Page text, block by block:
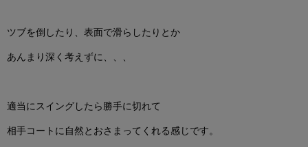
ツブを倒したり、表面で滑らしたりとか
あんまり深く考えずに、、、
適当にスイングしたら勝手に切れて
相手コートに自然とおさまってくれる感じです。